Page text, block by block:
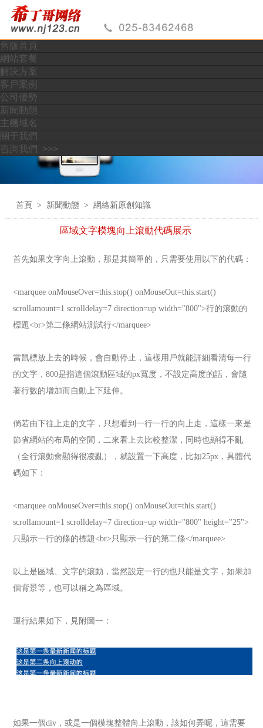
加勒比人妻av系列专区,白洁少妇一区二区麻豆,亚洲在线电影第
一区,亚洲欧美日韩人妻一区二区三区,自拍偷拍亚洲中文字幕,久
久久久久久久久久无,夜晚男人18app在线,超级碰碰碰97免费视
频,久久久久久久极品人妻
舊版首頁
網站套餐
解決方案
客戶案例
公司優勢
新聞動態
主機域名
關于我們
咨詢我們 >>>
首頁 > 新聞動態 > 網絡新原創知識
區域文字模塊向上滾動代碼展示
首先如果文字向上滾動，那是其簡單的，只需要使用以下的代碼：
<marquee onMouseOver=this.stop() onMouseOut=this.start()
scrollamount=1 scrolldelay=7 direction=up width="800">行的滾動的
標題<br>第二條網站測試行</marquee>
當鼠標放上去的時候，會自動停止，這樣用戶就能詳細看清每一行
的文字，800是指這個滾動區域的px寬度，不設定高度的話，會隨
著行數的增加而自動上下延伸。
倘若由下往上走的文字，只想看到一行一行的向上走，這樣一來是
節省網站的布局的空間，二來看上去比較整潔，同時也顯得不亂
（全行滾動會顯得很凌亂），就設置一下高度，比如25px，具體代
碼如下：
<marquee onMouseOver=this.stop() onMouseOut=this.start()
scrollamount=1 scrolldelay=7 direction=up width="800" height="25">
只顯示一行的條的標題<br>只顯示一行的第二條</marquee>
以上是區域、文字的滾動，當然設定一行的也只能是文字，如果加
個背景等，也可以稱之為區域。
運行結果如下，見附圖一：
如果一個div，或是一個模塊整體向上滾動，該如何弄呢，這需要